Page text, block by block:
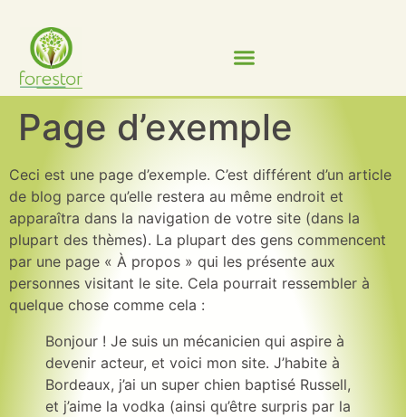
Page d’exemple
Ceci est une page d’exemple. C’est différent d’un article
de blog parce qu’elle restera au même endroit et
apparaîtra dans la navigation de votre site (dans la
plupart des thèmes). La plupart des gens commencent
par une page « À propos » qui les présente aux
personnes visitant le site. Cela pourrait ressembler à
quelque chose comme cela :
Bonjour ! Je suis un mécanicien qui aspire à
devenir acteur, et voici mon site. J’habite à
Bordeaux, j’ai un super chien baptisé Russell,
et j’aime la vodka (ainsi qu’être surpris par la